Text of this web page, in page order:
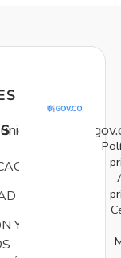
Y